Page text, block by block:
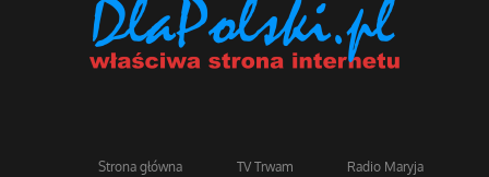
Strona główna TV Trwam
Radio Maryja